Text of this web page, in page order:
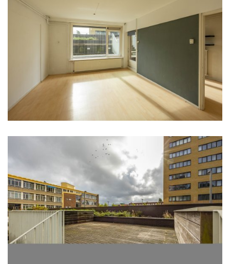
3 kamers (2 slaapkamers)
Aantal kamers
3 kamers (2 slaapkamers)
Aantal woonlagen
Gelegen op
1 woonlaag
Energie
Energielabel
E